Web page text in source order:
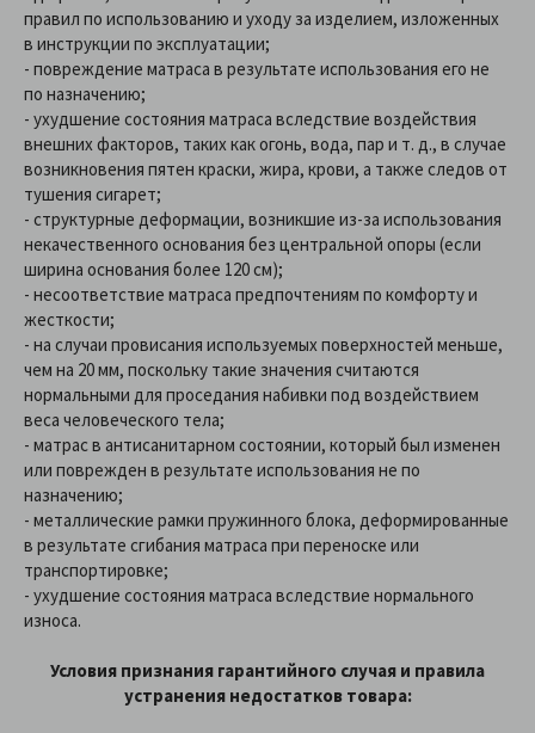
правил по использованию и уходу за изделием, изложенных
в инструкции по эксплуатации;
- повреждение матраса в результате использования его не
по назначению;
- ухудшение состояния матраса вследствие воздействия
внешних факторов, таких как огонь, вода, пар и т. д., в случае
возникновения пятен краски, жира, крови, а также следов от
тушения сигарет;
- структурные деформации, возникшие из-за использования
некачественного основания без центральной опоры (если
ширина основания более 120 см);
- несоответствие матраса предпочтениям по комфорту и
жесткости;
- на случаи провисания используемых поверхностей меньше,
чем на 20 мм, поскольку такие значения считаются
нормальными для проседания набивки под воздействием
веса человеческого тела;
- матрас в антисанитарном состоянии, который был изменен
или поврежден в результате использования не по
назначению;
- металлические рамки пружинного блока, деформированные
в результате сгибания матраса при переноске или
транспортировке;
- ухудшение состояния матраса вследствие нормального
износа.
Условия признания гарантийного случая и правила
устранения недостатков товара: